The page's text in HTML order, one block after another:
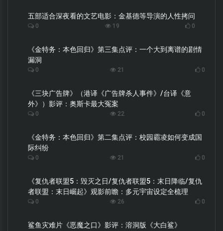
五部适合深夜看的文艺电影：金基德等导演的人性拷问
0 19 0
《金特务：本色回归》第三集点评：一个大到离谱的剧情
漏洞
0 21 0
《三块广告牌》（港译《广告牌杀人事件》/台译《意
外》）影评：奥斯卡最大冤案
0 22 0
《金特务：本色回归》第二集点评：校园霸凌如何变成国
际纠纷
0 21 0
《复仇者联盟5：毁灭之日/复仇者联盟5：末日降临/复仇
者联盟：末日崛起》观影前瞻：多元宇宙设定全梳理
0 26 0
鲨鱼灾难片《恶魔之口》影评：溶洞版《大白鲨》